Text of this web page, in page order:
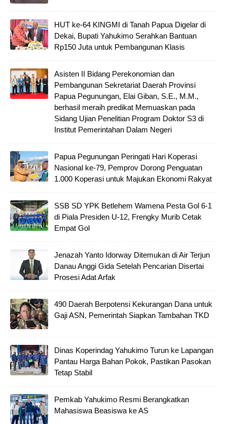
HUT ke-64 KINGMI di Tanah Papua Digelar di
Dekai, Bupati Yahukimo Serahkan Bantuan
Rp150 Juta untuk Pembangunan Klasis
Asisten II Bidang Perekonomian dan
Pembangunan Sekretariat Daerah Provinsi
Papua Pegunungan, Elai Giban, S.E., M.M.,
berhasil meraih predikat Memuaskan pada
Sidang Ujian Penelitian Program Doktor S3 di
Institut Pemerintahan Dalam Negeri
Papua Pegunungan Peringati Hari Koperasi
Nasional ke-79, Pemprov Dorong Penguatan
1.000 Koperasi untuk Majukan Ekonomi Rakyat
SSB SD YPK Betlehem Wamena Pesta Gol 6-1
di Piala Presiden U-12, Frengky Murib Cetak
Empat Gol
Jenazah Yanto Idorway Ditemukan di Air Terjun
Danau Anggi Gida Setelah Pencarian Disertai
Prosesi Adat Arfak
490 Daerah Berpotensi Kekurangan Dana untuk
Gaji ASN, Pemerintah Siapkan Tambahan TKD
Dinas Koperindag Yahukimo Turun ke Lapangan
Pantau Harga Bahan Pokok, Pastikan Pasokan
Tetap Stabil
Pemkab Yahukimo Resmi Berangkatkan
Mahasiswa Beasiswa ke AS